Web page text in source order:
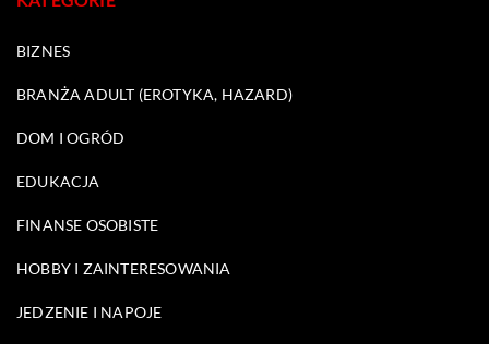
BIZNES
BRANŻA ADULT (EROTYKA, HAZARD)
DOM I OGRÓD
EDUKACJA
FINANSE OSOBISTE
HOBBY I ZAINTERESOWANIA
JEDZENIE I NAPOJE